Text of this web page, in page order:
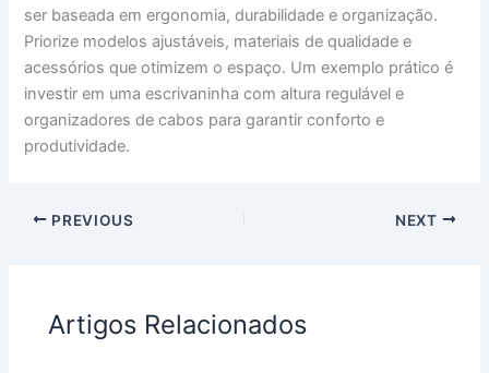
ser baseada em ergonomia, durabilidade e organização.
Priorize modelos ajustáveis, materiais de qualidade e
acessórios que otimizem o espaço. Um exemplo prático é
investir em uma escrivaninha com altura regulável e
organizadores de cabos para garantir conforto e
produtividade.
PREVIOUS NEXT
Artigos Relacionados